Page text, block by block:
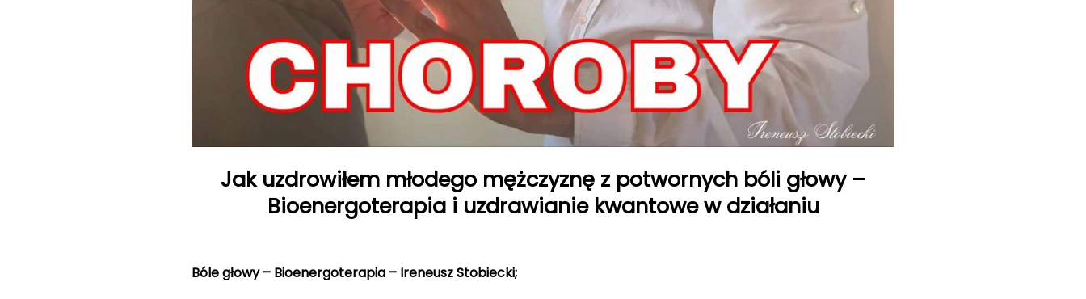
Jak uzdrowiłem młodego mężczyznę z potwornych bóli głowy –
Bioenergoterapia i uzdrawianie kwantowe w działaniu
Bóle głowy – Bioenergoterapia – Ireneusz Stobiecki;